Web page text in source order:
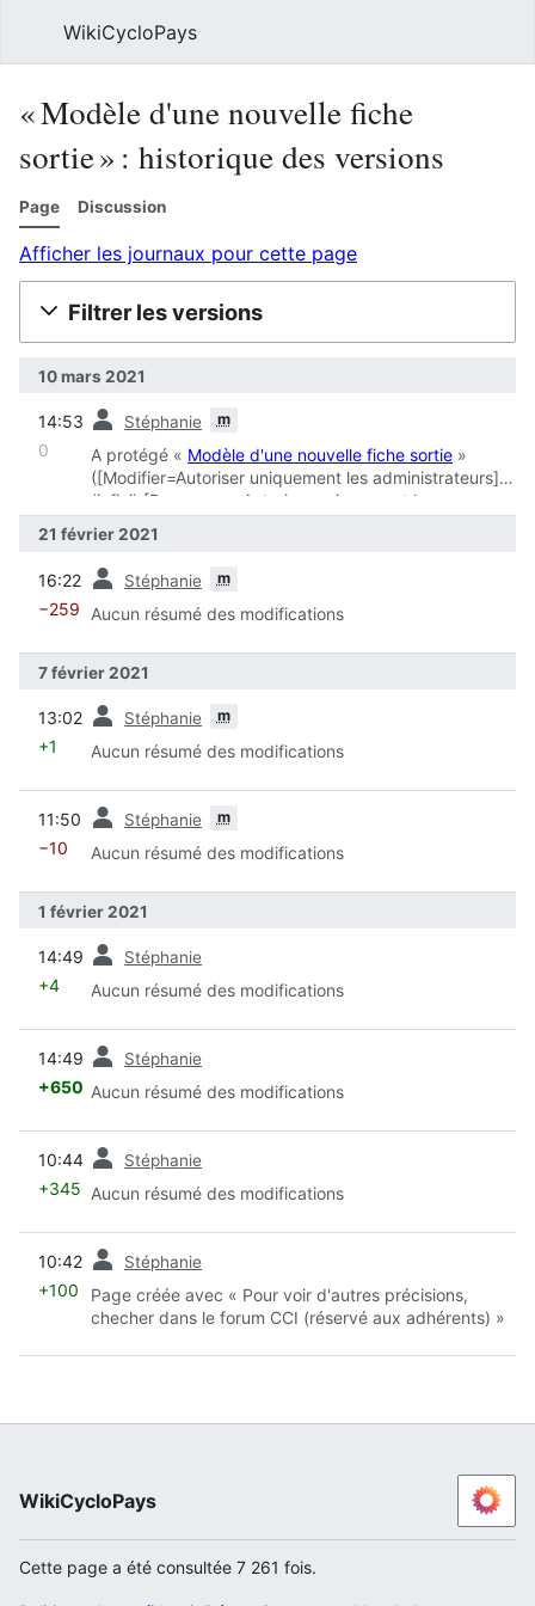
WikiCycloPays
«Modèle d'une nouvelle fiche
sortie» : historique des versions
Page Discussion
Afficher les journaux pour cette page
Filtrer les versions
10 mars 2021
14:53 Stéphanie m
0 A protégé « Modèle d'une nouvelle fiche sortie »
([Modifier=Autoriser uniquement les administrateurs]
(infini) [Renommer=Autoriser uniquement les
administrateurs] (infini))
21 février 2021
16:22 Stéphanie m
−259 Aucun résumé des modifications
7 février 2021
13:02 Stéphanie m
+1 Aucun résumé des modifications
11:50 Stéphanie m
−10 Aucun résumé des modifications
1 février 2021
14:49 Stéphanie
+4 Aucun résumé des modifications
14:49 Stéphanie
+650 Aucun résumé des modifications
10:44 Stéphanie
+345 Aucun résumé des modifications
10:42 Stéphanie
+100
Page créée avec « Pour voir d'autres précisions,
checher dans le forum CCI (réservé aux adhérents) »
WikiCycloPays
Cette page a été consultée 7 261 fois.